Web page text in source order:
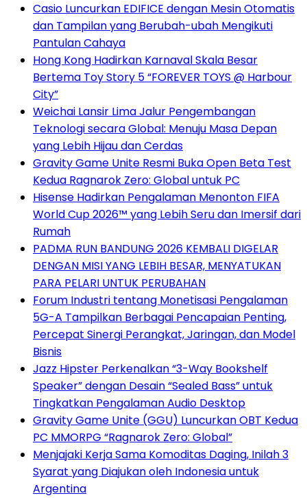
Casio Luncurkan EDIFICE dengan Mesin Otomatis
dan Tampilan yang Berubah-ubah Mengikuti
Pantulan Cahaya
Hong Kong Hadirkan Karnaval Skala Besar
Bertema Toy Story 5 “FOREVER TOYS @ Harbour
City”
Weichai Lansir Lima Jalur Pengembangan
Teknologi secara Global: Menuju Masa Depan
yang Lebih Hijau dan Cerdas
Gravity Game Unite Resmi Buka Open Beta Test
Kedua Ragnarok Zero: Global untuk PC
Hisense Hadirkan Pengalaman Menonton FIFA
World Cup 2026™ yang Lebih Seru dan Imersif dari
Rumah
PADMA RUN BANDUNG 2026 KEMBALI DIGELAR
DENGAN MISI YANG LEBIH BESAR, MENYATUKAN
PARA PELARI UNTUK PERUBAHAN
Forum Industri tentang Monetisasi Pengalaman
5G-A Tampilkan Berbagai Pencapaian Penting,
Percepat Sinergi Perangkat, Jaringan, dan Model
Bisnis
Jazz Hipster Perkenalkan “3-Way Bookshelf
Speaker” dengan Desain “Sealed Bass” untuk
Tingkatkan Pengalaman Audio Desktop
Gravity Game Unite (GGU) Luncurkan OBT Kedua
PC MMORPG “Ragnarok Zero: Global”
Menjajaki Kerja Sama Komoditas Daging, Inilah 3
Syarat yang Diajukan oleh Indonesia untuk
Argentina